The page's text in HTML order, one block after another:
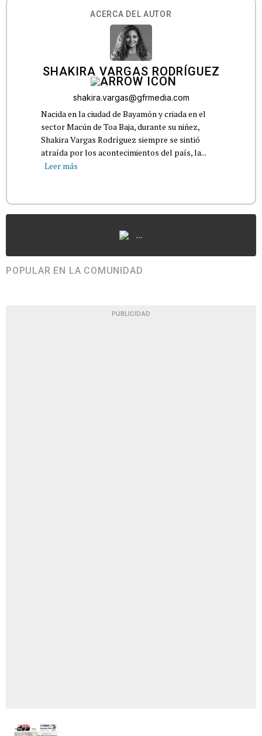
ACERCA DEL AUTOR
SHAKIRA VARGAS RODRÍGUEZ
shakira.vargas@gfrmedia.com
Nacida en la ciudad de Bayamón y criada en el
sector Macún de Toa Baja, durante su niñez,
Shakira Vargas Rodríguez siempre se sintió
atraída por los acontecimientos del país, la...
Leer más
...
POPULAR EN LA COMUNIDAD
PUBLICIDAD